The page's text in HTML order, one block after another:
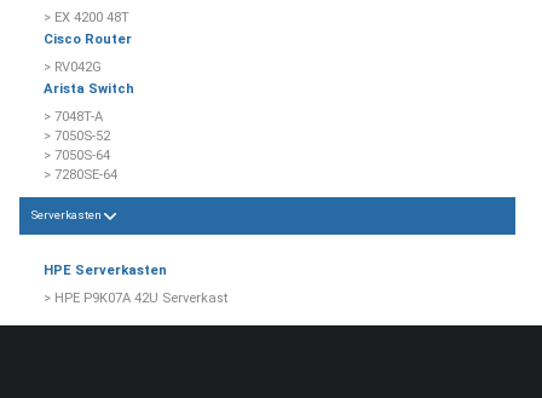
> EX 4200 48T
Cisco Router
> RV042G
Arista Switch
> 7048T-A
> 7050S-52
> 7050S-64
> 7280SE-64
Serverkasten
HPE Serverkasten
> HPE P9K07A 42U Serverkast